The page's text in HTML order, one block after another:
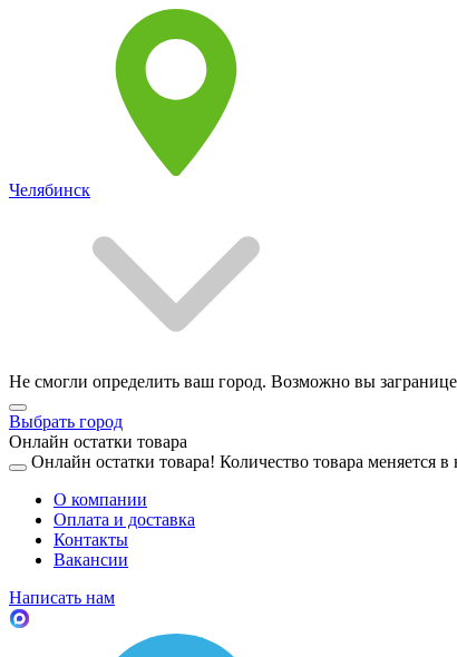
Челябинск
Не смогли определить ваш город. Возможно вы
Выбрать город
Онлайн остатки товара
Онлайн остатки товара! Количество товара меняется
О компании
Оплата и доставка
Контакты
Вакансии
Написать нам